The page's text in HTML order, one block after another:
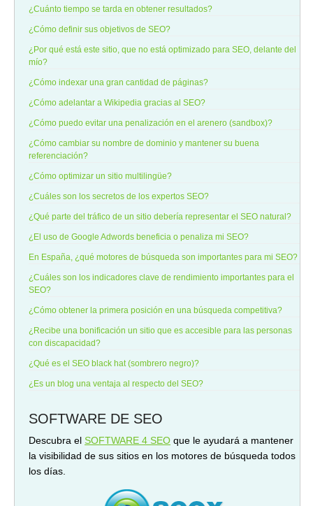
¿Cuánto tiempo se tarda en obtener resultados?
¿Cómo definir sus objetivos de SEO?
¿Por qué está este sitio, que no está optimizado para SEO, delante del
mío?
¿Cómo indexar una gran cantidad de páginas?
¿Cómo adelantar a Wikipedia gracias al SEO?
¿Cómo puedo evitar una penalización en el arenero (sandbox)?
¿Cómo cambiar su nombre de dominio y mantener su buena
referenciación?
¿Cómo optimizar un sitio multilingüe?
¿Cuáles son los secretos de los expertos SEO?
¿Qué parte del tráfico de un sitio debería representar el SEO natural?
¿El uso de Google Adwords beneficia o penaliza mi SEO?
En España, ¿qué motores de búsqueda son importantes para mi SEO?
¿Cuáles son los indicadores clave de rendimiento importantes para el
SEO?
¿Cómo obtener la primera posición en una búsqueda competitiva?
¿Recibe una bonificación un sitio que es accesible para las personas
con discapacidad?
¿Qué es el SEO black hat (sombrero negro)?
¿Es un blog una ventaja al respecto del SEO?
SOFTWARE DE SEO
Descubra el SOFTWARE 4 SEO que le ayudará a mantener
la visibilidad de sus sitios en los motores de búsqueda todos
los días.